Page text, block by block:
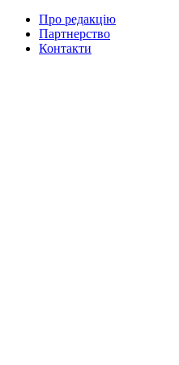
Про редакцію
Партнерство
Контакти